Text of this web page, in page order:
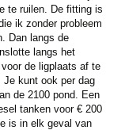
te ruilen. De fitting is
ik zonder probleem
Dan langs de
langs het
de ligplaats af te
kunt ook per dag
de 2100 pond. Een
tanken voor € 200
is in elk geval van